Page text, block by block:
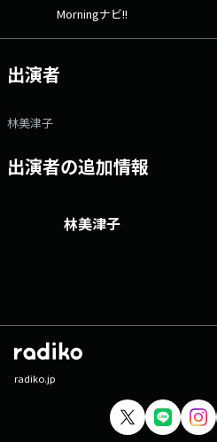
トやメッセージは下記アドレスまでど
Morningナビ!!
出演者
林美津子
出演者の追加情報
林美津子
radiko.jp